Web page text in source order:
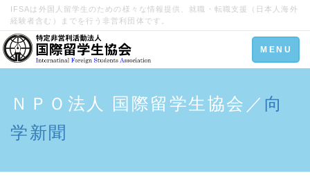
IFSAは外国人留学生のための様々な情報提供、就職・転職支援（日本人海外
経験者含む）までを行う非営利団体です。
Toggle
navigation
MENU
ＮＰＯ法人 国際留学生協会／ 向
学新聞